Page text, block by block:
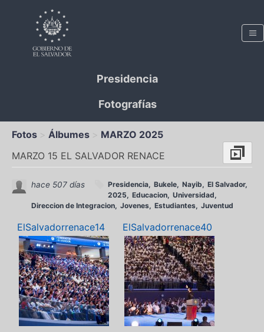
Presidencia
Fotografías
Fotos Álbumes
MARZO 2025
MARZO 15 EL SALVADOR RENACE
hace 507 días Presidencia Bukele Nayib
El Salvador
2025
Educacion Universidad
Direccion de Integracion Jovenes Estudiantes Juventud
ElSalvadorrenace14 ElSalvadorrenace40